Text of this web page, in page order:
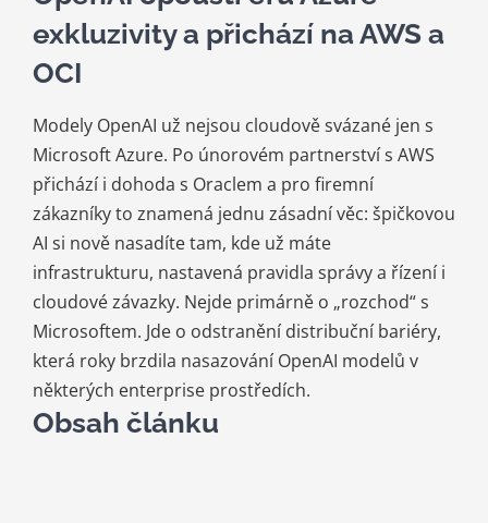
Kontakt
exkluzivity a přichází na AWS a
OCI
Modely OpenAI už nejsou cloudově svázané jen s
Microsoft Azure. Po únorovém partnerství s AWS
přichází i dohoda s Oraclem a pro firemní
zákazníky to znamená jednu zásadní věc: špičkovou
AI si nově nasadíte tam, kde už máte
infrastrukturu, nastavená pravidla správy a řízení i
cloudové závazky. Nejde primárně o „rozchod“ s
Microsoftem. Jde o odstranění distribuční bariéry,
která roky brzdila nasazování OpenAI modelů v
některých enterprise prostředích.
Obsah článku